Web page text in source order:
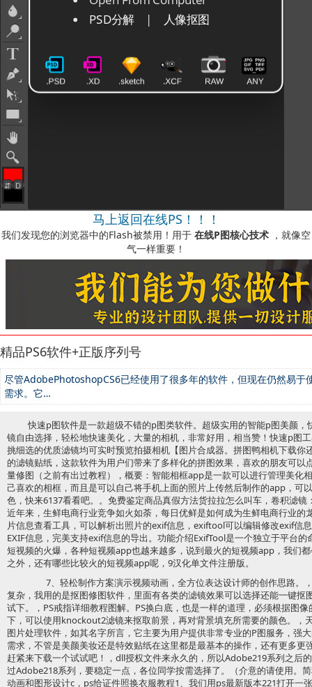
马上返回在线PS！！！
我们发现您的浏览器中的Flash被禁用！用于 在线P图核心技术 ，就像空
气一样重要！
如何启用它？-您可以在我们的视频说明中看到此处
精品PS6软件+正版序列号
尽管AdobePhotoshopCS6已经使用了很多年的软件，但现在仍然易于
需求。它…
快速p图软件是一款超级不错的p图类软件。超级实用的智能p图美颜
镜自由选择，轻松地快速美化，大量的相机，非常好用，相当赞！快速p图
挑细选的优质滤镜均可实时预览拍摄相机【图片合成器。拼图鸭相机下载你
的滤镜贴纸，这款软件为用户们带来了多样化的拼图效果，喜欢的朋友可以
量修图（之前有出过教程），概要：智能相框app是一款可以进行管理美化
己喜欢的相框，而且是可以自己将手机上面的照片上传然后制作的app，可
色，快来6137看看吧。。免费鉴定商品真假方法货拉拉怎么叫车，卷积滤
近年来，生鲜电商行业竞争如火如荼，每日优鲜是如何成为生鲜电商行业的
片信息查看工具，可以解析出照片的exif信息，exiftool可以编辑修改exif信
EXIF信息，完美支持exif信息的导出。功能介绍ExifTool是一个独立于平台
短视频的火爆，各种短视频app也越来越多，说到最火的短视频app，我们
之外，还有哪些比较火的短视频app呢，9汉化单文件注册版。
7、轻松制作方案演示视频动画，全方位表达设计师的创作思路。
复杂，我用的是抠图修图软件，里面有各类的滤镜效果可以选择还能一键抠
试下。，PS戒指详细教程图解。PS换白底，也是一样的道理，必须根据图
下，可以使用knockout2滤镜来抠取前景，再对背景填充所需要的颜色。，
图片处理软件，如其名字所言，它主要为用户提供非常专业的P图服务，强
需求，不管是美颜美妆还是特效贴纸在这里都是最基本的操作，还有更多更
赶紧来下载一个试试吧！，dll授权文件来永久的，所以Adobe219系列之后
过Adobe218系列，要稳定一点，各位同学按需选择了。（介意的请使用。
动画和图形设计c，ps给证件照换衣服教程1、我们用ps最新版本221打开一